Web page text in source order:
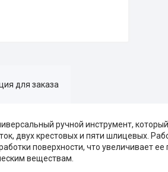
для заказа
ручной инструмент,
двух крестовых и пяти шлицевых.
поверхности, что увеличивает
веществам.